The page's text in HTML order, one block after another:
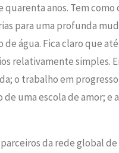
quarenta anos. Tem como
para uma profunda
de água. Fica claro que
relativamente simples.
o trabalho em progresso
de umaescola de amor; e
da rede global de